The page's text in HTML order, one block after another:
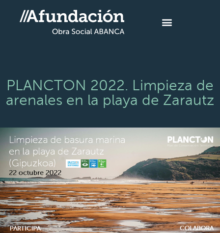
PLANCTON 2022. Limpieza de
arenales en la playa de Zarautz